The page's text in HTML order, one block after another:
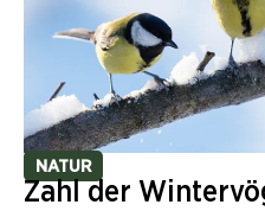
NATUR
Zahl der